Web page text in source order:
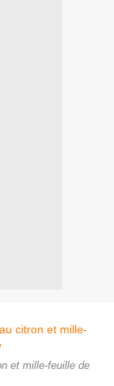
et mille-feuille de